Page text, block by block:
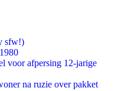
sfw!)
voor afpersing 12-jarige
na ruzie over pakket